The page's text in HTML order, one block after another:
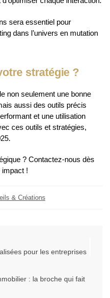
sera essentiel pour
dans l’univers en mutation
stratégie ?
non seulement une bonne
aussi des outils précis
et une utilisation
ces outils et stratégies,
? Contactez-nous dès
impact !
& Créations
pour les entreprises
: la broche qui fait